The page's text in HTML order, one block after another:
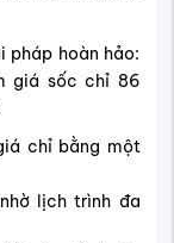
pháp hoàn hảo:
giá sốc chỉ 86
chỉ bằng một
lịch trình đa